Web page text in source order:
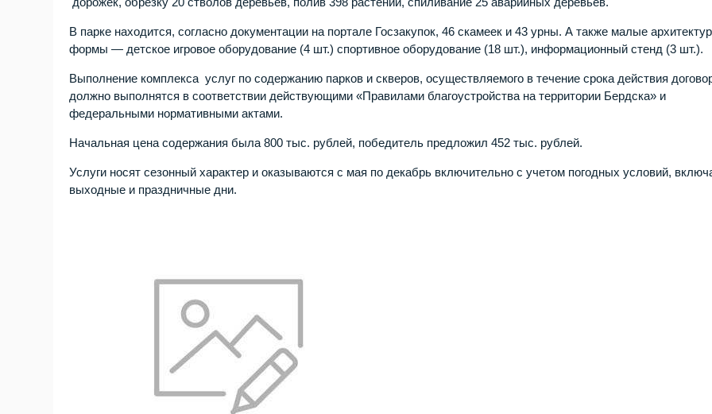
В парке находится, согласно документации на портале Госзакупок, 46 скамеек и 43 урны. А также малые
формы — детское игровое оборудование (4 шт.) спортивное оборудование (18 шт.), информационный стенд (3 шт.).
Выполнение комплекса услуг по содержанию парков и скверов, осуществляемого в течение срока действия
должно выполнятся в соответствии действующими «Правилами благоустройства на территории Бердска» и
федеральными нормативными актами.
Начальная цена содержания была 800 тыс. рублей, победитель предложил 452 тыс. рублей.
Услуги носят сезонный характер и оказываются с мая по декабрь включительно с учетом погодных условий,
выходные и праздничные дни.